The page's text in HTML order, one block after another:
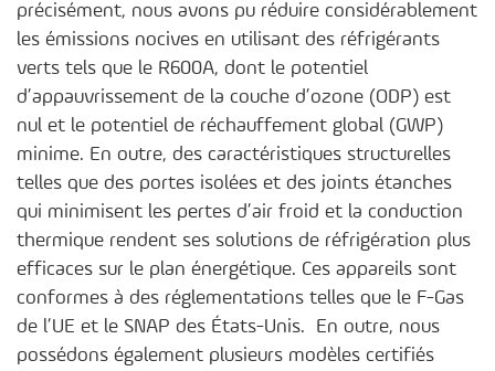
précisément, nous avons pu réduire considérablement
les émissions nocives en utilisant des réfrigérants
verts tels que le R600A, dont le potentiel
d’appauvrissement de la couche d’ozone (ODP) est
nul et le potentiel de réchauffement global (GWP)
minime. En outre, des caractéristiques structurelles
telles que des portes isolées et des joints étanches
qui minimisent les pertes d’air froid et la conduction
thermique rendent ses solutions de réfrigération plus
efficaces sur le plan énergétique. Ces appareils sont
conformes à des réglementations telles que le F-Gas
de l’UE et le SNAP des États-Unis. En outre, nous
possédons également plusieurs modèles certifiés